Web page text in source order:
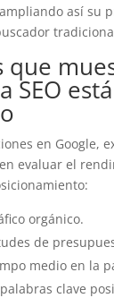
así su
que
SEO está
en Google,
evaluar el
orgánico.
de
medio en la
clave